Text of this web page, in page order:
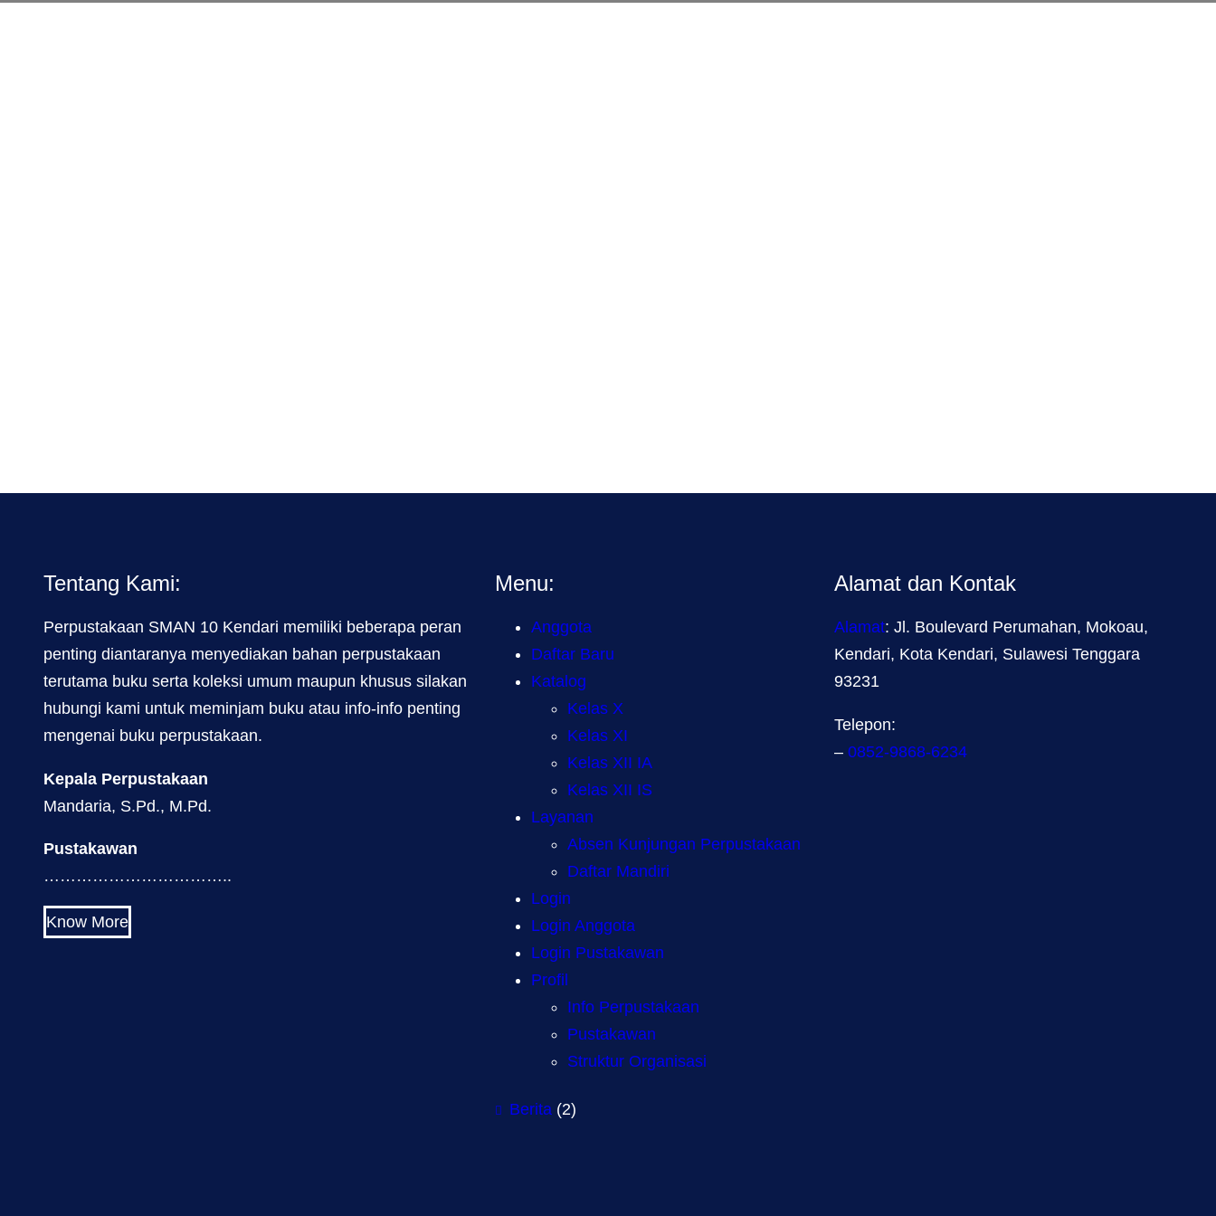
Tentang Kami:
Perpustakaan SMAN 10 Kendari memiliki beberapa peran
penting diantaranya menyediakan bahan perpustakaan
terutama buku serta koleksi umum maupun khusus silakan
hubungi kami untuk meminjam buku atau info-info penting
mengenai buku perpustakaan.
Kepala Perpustakaan
Mandaria, S.Pd., M.Pd.
Pustakawan
……………………………..
Know More
Menu:
Anggota
Daftar Baru
Katalog
Kelas X
Kelas XI
Kelas XII IA
Kelas XII IS
Layanan
Absen Kunjungan Perpustakaan
Daftar Mandiri
Login
Login Anggota
Login Pustakawan
Profil
Info Perpustakaan
Pustakawan
Struktur Organisasi
Berita (2)
Alamat dan Kontak
Alamat: Jl. Boulevard Perumahan, Mokoau,
Kendari, Kota Kendari, Sulawesi Tenggara
93231
Telepon:
– 0852-9868-6234